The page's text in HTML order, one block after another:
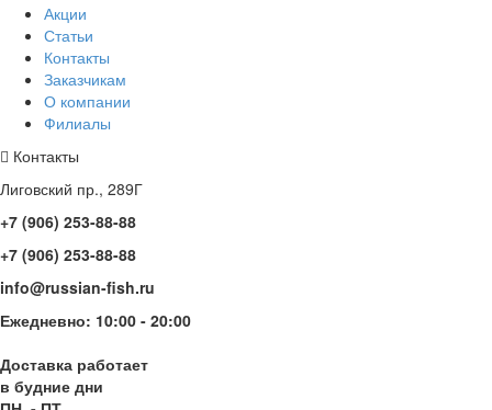
Акции
Статьи
Контакты
Заказчикам
О компании
Филиалы
Контакты
Лиговский пр., 289Г
+7 (906) 253-88-88
+7 (906) 253-88-88
info@russian-fish.ru
Ежедневно: 10:00 - 20:00
Доставка работает
в будние дни